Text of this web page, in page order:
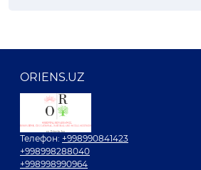
ORIENS.UZ
Телефон: +998990841423
+998998288040
+998998990964